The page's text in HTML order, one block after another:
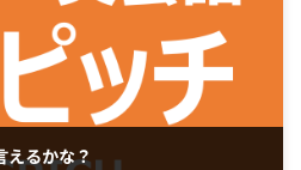
えるかな？